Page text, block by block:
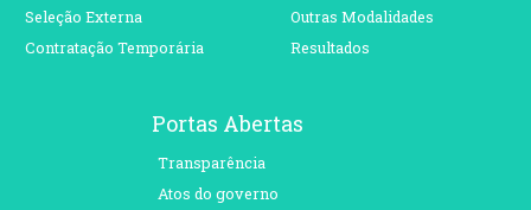
Seleção Externa
Contratação Temporária
Outras Modalidades
Resultados
Portas Abertas
Transparência
Atos do governo